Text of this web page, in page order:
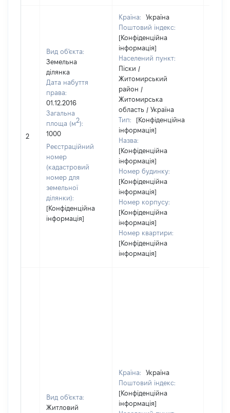
2
Вид об'єкта:
Земельна
ділянка
Дата набуття
права:
01.12.2016
Загальна
площа (м2):
1000
Реєстраційний
номер
(кадастровий
номер для
земельної
ділянки):
[Конфіденційна
інформація]
Країна:
Україна
Поштовий індекс:
[Конфіденційна
інформація]
Населений пункт:
Піски /
Житомирський
район /
Житомирська
область / Україна
Тип:
[Конфіденційна
інформація]
Назва:
[Конфіденційна
інформація]
Номер будинку:
[Конфіденційна
інформація]
Номер корпусу:
[Конфіденційна
інформація]
Номер квартири:
[Конфіденційна
інформація]
Вид об'єкта:
Житловий
Країна:
Україна
Поштовий індекс:
[Конфіденційна
інформація]